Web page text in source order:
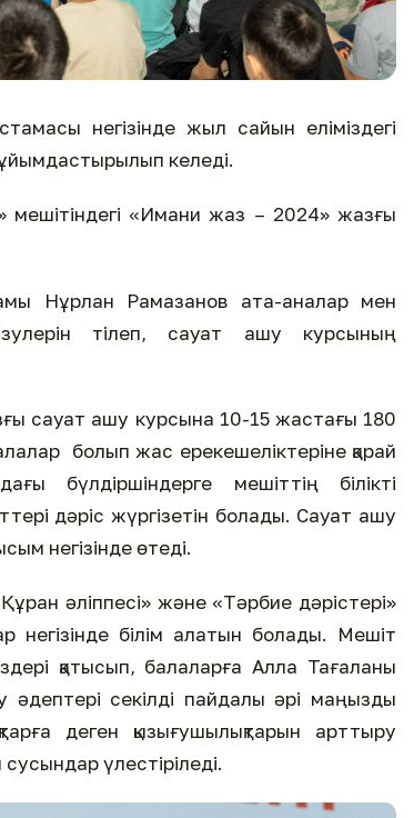
негізінде жыл сайын еліміздегі
келеді.
«Имани жаз – 2024» жазғы
Нұрлан Рамазанов ата-аналар мен
тілеп, сауат ашу курсының
сауат ашу курсына 10-15 жастағы 180
болып жас ерекешеліктеріне қарай
бүлдіршіндерге мешіттің білікті
дәріс жүргізетін болады. Сауат ашу
негізінде өтеді.
әліппесі» және «Тәрбие дәрістері»
негізінде білім алатын болады. Мешіт
қатысып, балаларға Алла Тағаланы
әдептері секілді пайдалы әрі маңызды
деген қызығушылықтарын арттыру
үлестіріледі.